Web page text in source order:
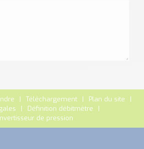
Téléchargement
Plan du site
Définition débitmètre
de pression